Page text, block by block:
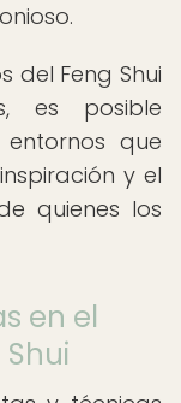
del Feng Shui
es posible
que
y el
quienes los
en el